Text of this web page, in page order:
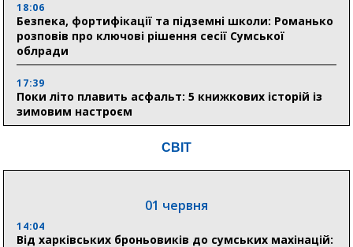
18:06
Безпека, фортифікації та підземні школи: Романько
розповів про ключові рішення сесії Сумської
облради
17:39
Поки літо плавить асфальт: 5 книжкових історій із
зимовим настроєм
УЗД та обладнання від партнерів із Німеччини
10:52
СВІТ
01 червня
14:04
Від харківських броньовиків до сумських махінацій: